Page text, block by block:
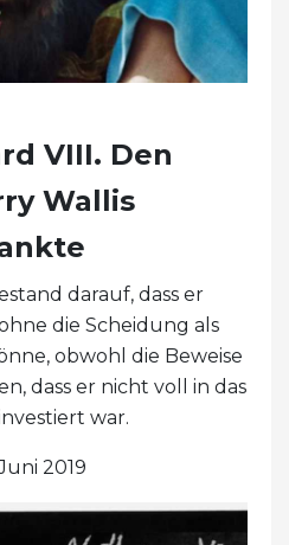
VIII. Den
Wallis
darauf, dass er
die Scheidung als
obwohl die Beweise
dass er nicht voll in das
war.
2019